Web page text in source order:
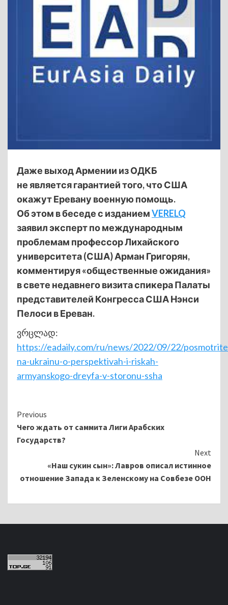
Даже выход Армении из ОДКБ
не является гарантией того, что США
окажут Еревану военную помощь.
Об этом в беседе с изданиемVERELQ
заявил эксперт по международным
проблемам профессор Лихайского
университета (США) Арман Григорян,
комментируя «общественные ожидания»
в свете недавнего визита спикера Палаты
представителей Конгресса США Нэнси
Пелоси в Ереван.
ვრცლად:
https://eadaily.com/ru/news/2022/09/22/
na-ukrainu-o-perspektivah-i-riskah-
armyanskogo-dreyfa-v-storonu-ssha
Continue
Reading
Previous
Чего ждать от саммита Лиги Арабских
Государств?
Next
«Наш сукин сын»: Лавров описал истинное
отношение Запада к Зеленскому на Совбезе ООН